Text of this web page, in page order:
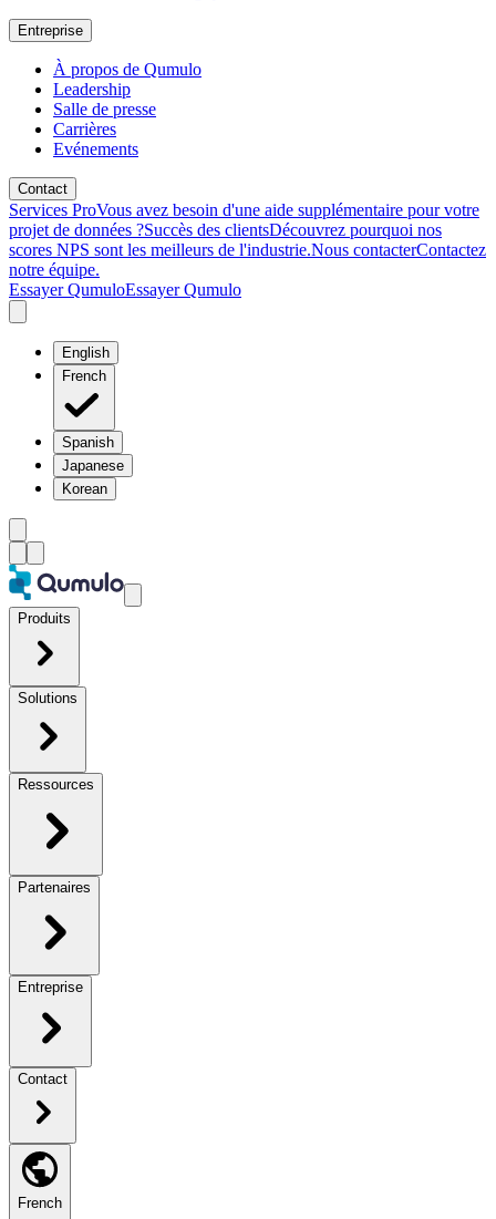
Entreprise
À propos de Qumulo
Leadership
Salle de presse
Carrières
Evénements
Contact
Services ProVous avez besoin d'une aide supplémentaire pour votre
projet de données ?Succès des clientsDécouvrez pourquoi nos
scores NPS sont les meilleurs de l'industrie.Nous contacterContactez
notre équipe.
Essayer QumuloEssayer Qumulo
English
French
Spanish
Japanese
Korean
Produits
Solutions
Ressources
Partenaires
Entreprise
Contact
French